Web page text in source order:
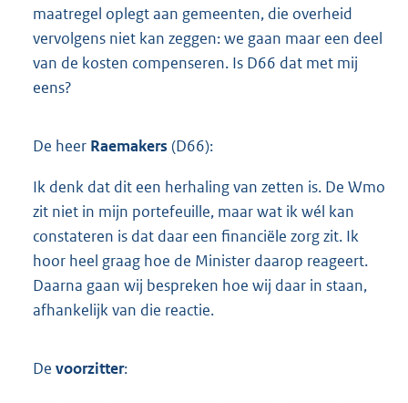
maatregel oplegt aan gemeenten, die overheid
vervolgens niet kan zeggen: we gaan maar een deel
van de kosten compenseren. Is D66 dat met mij
eens?
De heer Raemakers (D66):
Ik denk dat dit een herhaling van zetten is. De Wmo
zit niet in mijn portefeuille, maar wat ik wél kan
constateren is dat daar een financiële zorg zit. Ik
hoor heel graag hoe de Minister daarop reageert.
Daarna gaan wij bespreken hoe wij daar in staan,
afhankelijk van die reactie.
De voorzitter: